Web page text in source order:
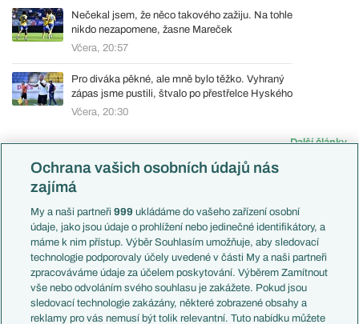
Nečekal jsem, že něco takového zažiju. Na tohle
nikdo nezapomene, žasne Mareček
Včera, 20:57
Pro diváka pěkné, ale mně bylo těžko. Vyhraný
zápas jsme pustili, štvalo po přestřelce Hyského
Včera, 20:30
Další články
Soutěže
Premier League
LaLiga
Serie A
1. Bundesliga
Ligue 1
Články
Aktuality
Previews
Komentáře a souhrny
Názory a komentáře
Fejetony
Ochrana vašich osobních údajů nás
zajímá
My a naši partneři999 ukládáme do vašeho zařízení osobní
údaje, jako jsou údaje o prohlížení nebo jedinečné identifikátory, a
máme k nim přístup. Výběr Souhlasím umožňuje, aby sledovací
technologie podporovaly účely uvedené v části My a naši partneři
zpracováváme údaje za účelem poskytování. Výběrem Zamítnout
vše nebo odvoláním svého souhlasu je zakážete. Pokud jsou
sledovací technologie zakázány, některé zobrazené obsahy a
reklamy pro vás nemusí být tolik relevantní. Tuto nabídku můžete